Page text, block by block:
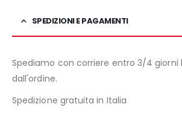
SPEDIZIONI E PAGAMENTI
Spediamo con corriere entro 3/4 giorni
dall'ordine.
Spedizione gratuita in Italia